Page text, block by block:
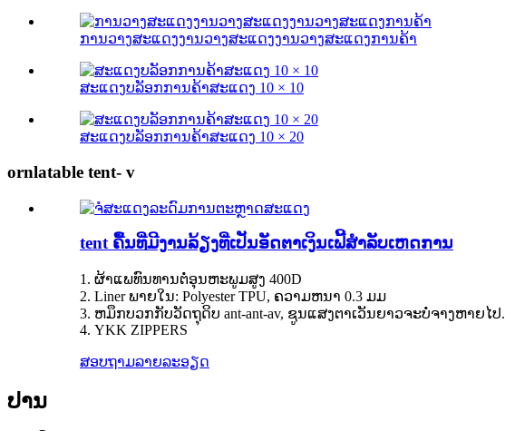
ການວາງສະແດງງານວາງສະແດງງານວາງສະແດງການຄ້າ
ສະແດງບລັອກການຄ້າສະແດງ 10 × 10
ສະແດງບລັອກການຄ້າສະແດງ 10 × 20
ornlatable tent- v
tent ຄື້ນທີ່ມີງານລ້ຽງທີ່ເປັນອັດຕາເງິນເຟີ້ສໍາລັບເຫດການ
1. ຜ້າແພທົນທານຕໍ່ອຸນຫະພູມສູງ 400D
2. Liner ພາຍໃນ: Polyester TPU, ຄວາມຫນາ 0.3 ມມ
3. ຫມຶກບວກກັບວັດຖຸດິບ ant-ant-av, ຊູນແສງຕາເວັນຍາວຈະບໍ່ຈາງຫາຍໄປ.
4. YKK ZIPPERS
ສອບຖາມລາຍລະອຽດ
ປານ